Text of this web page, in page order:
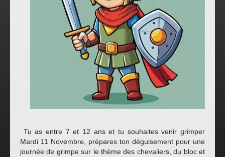
Tu as entre 7 et 12 ans et tu souhaites venir grimper
Mardi 11 Novembre, prépares ton déguisement pour une
journée de grimpe sur le thème des chevaliers, du bloc et